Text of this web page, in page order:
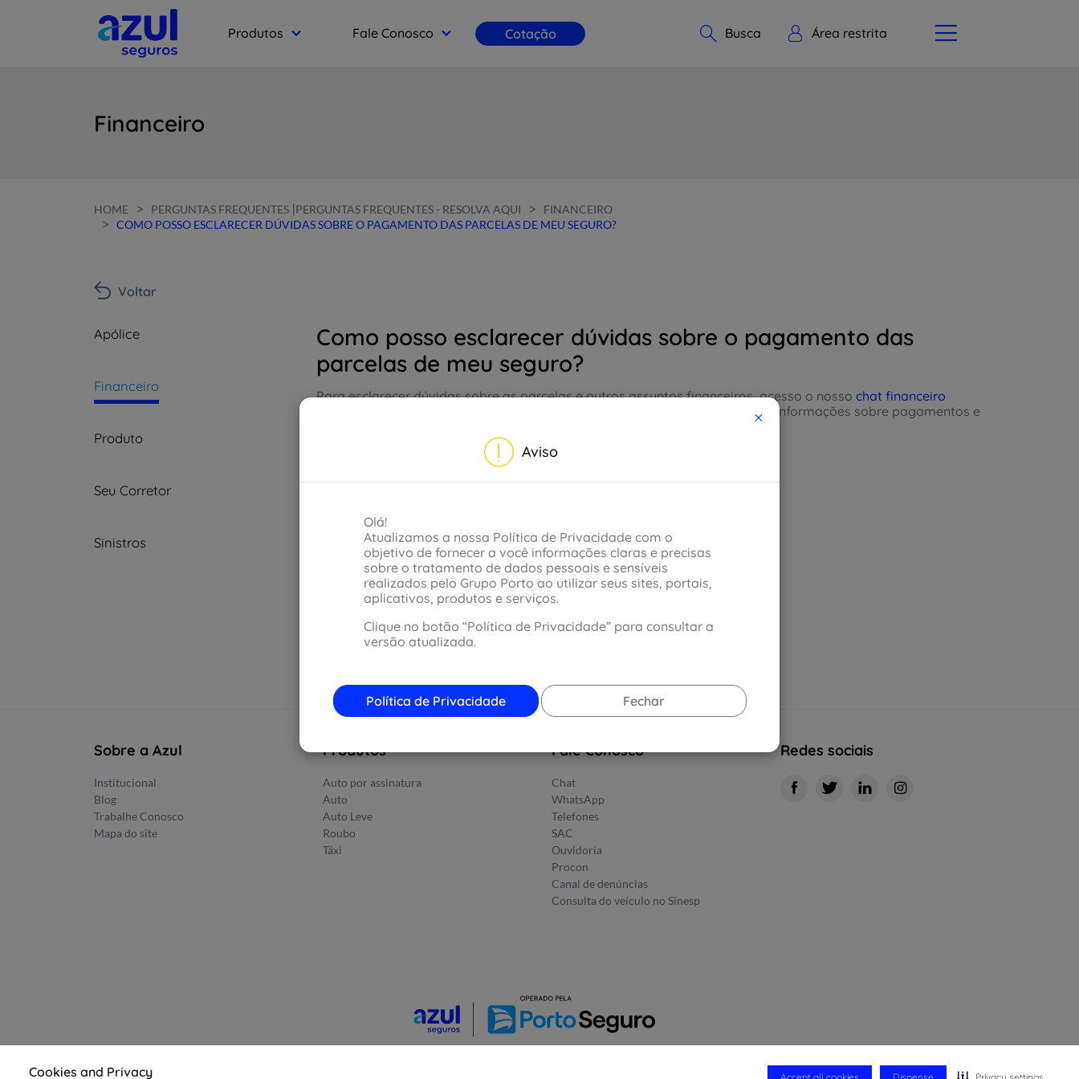
Cookies and Privacy
Produtos Fale Conosco Cotação Busca Área restrita
Financeiro
HOME > PERGUNTAS FREQUENTES |PERGUNTAS FREQUENTES - RESOLVA AQUI > FINANCEIRO
> COMO POSSO ESCLARECER DÚVIDAS SOBRE O PAGAMENTO DAS PARCELAS DE MEU SEGURO?
Voltar
Apólice
Financeiro
Produto
Seu Corretor
Sinistros
Como posso esclarecer dúvidas sobre o pagamento das
parcelas de meu seguro?
Para esclarecer dúvidas sobre as parcelas e outros assuntos financeiros, acesso o nosso chat financeiro
para informações sobre pagamentos e
Sobre a Azul
Institucional
Blog
Trabalhe Conosco
Mapa do site
Produtos
Auto por assinatura
Auto
Auto Leve
Roubo
Táxi
Fale Conosco
Chat
WhatsApp
Telefones
SAC
Ouvidoria
Procon
Canal de denúncias
Consulta do veículo no Sinesp
Redes sociais
Aviso
×
Olá!
Atualizamos a nossa Política de Privacidade com o
objetivo de fornecer a você informações claras e precisas
sobre o tratamento de dados pessoais e sensíveis
realizados pelo Grupo Porto ao utilizar seus sites, portais,
aplicativos, produtos e serviços.
Clique no botão “Política de Privacidade” para consultar a
versão atualizada.
Política de Privacidade Fechar